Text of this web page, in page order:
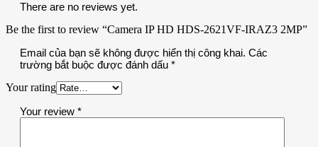
There are no reviews yet.
Be the first to review “Camera IP HD HDS-2621VF-IRAZ3 2MP”
Email của bạn sẽ không được hiển thị công khai. Các
trường bắt buộc được đánh dấu *
Your rating
Your review *